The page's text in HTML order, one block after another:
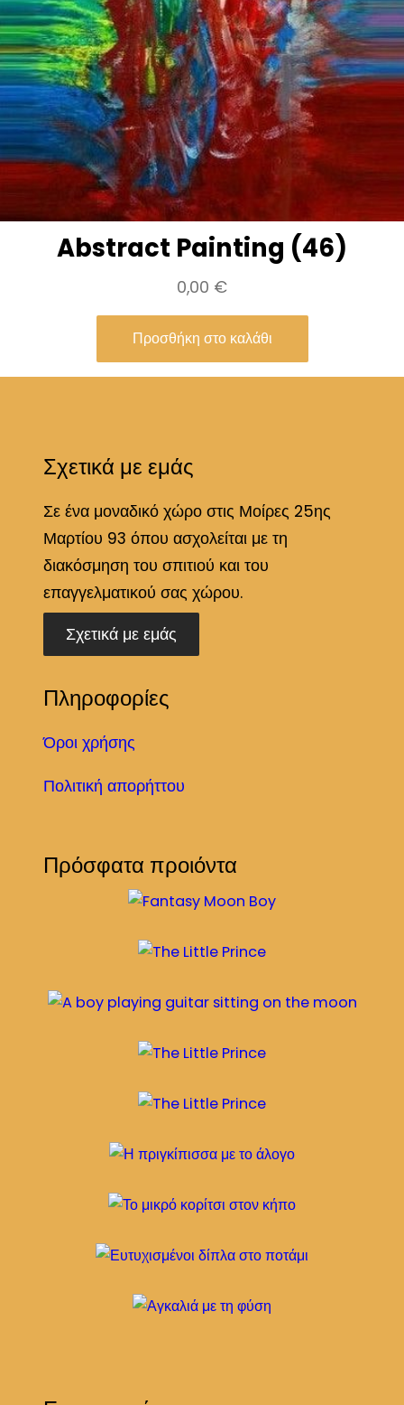
Abstract Painting (46)
0,00 €
Προσθήκη στο καλάθι
Σχετικά με εμάς
Σε ένα μοναδικό χώρο στις Μοίρες 25ης
Μαρτίου 93 όπου ασχολείται με τη
διακόσμηση του σπιτιού και του
επαγγελματικού σας χώρου.
Σχετικά με εμάς
Πληροφορίες
Όροι χρήσης
Πολιτική απορήττου
Πρόσφατα προιόντα